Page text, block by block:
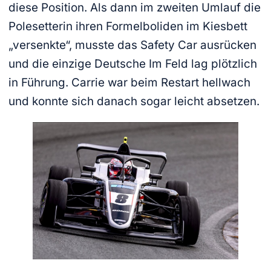
diese Position. Als dann im zweiten Umlauf die
Polesetterin ihren Formelboliden im Kiesbett
„versenkte“, musste das Safety Car ausrücken
und die einzige Deutsche Im Feld lag plötzlich
in Führung. Carrie war beim Restart hellwach
und konnte sich danach sogar leicht absetzen.